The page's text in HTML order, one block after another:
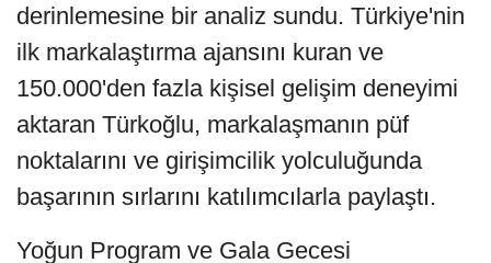
derinlemesine bir analiz sundu. Türkiye'nin
ilk markalaştırma ajansını kuran ve
150.000'den fazla kişisel gelişim deneyimi
aktaran Türkoğlu, markalaşmanın püf
noktalarını ve girişimcilik yolculuğunda
başarının sırlarını katılımcılarla paylaştı.
Yoğun Program ve Gala Gecesi